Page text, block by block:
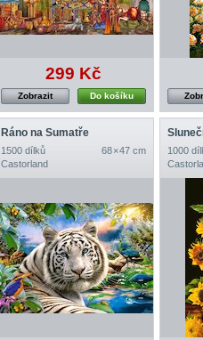
299 Kč
Do košíku
Zobrazit
Ráno na Sumatře
1500 dílků
68 × 47 cm
Castorland
1000